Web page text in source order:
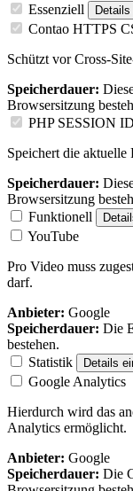
Essenziell Details
Contao HTTPS
Schützt vor Cross-
Speicherdauer:
Browsersitzung
PHP SESSION ID
Speichert die aktuelle
Speicherdauer:
Browsersitzung
Funktionell
YouTube
Pro Video muss
darf.
Anbieter: Google
Speicherdauer: Die
bestehen.
Statistik
Details
Google Analytics
Hierdurch wird das
Analytics ermöglicht.
Anbieter: Google
Speicherdauer: Die